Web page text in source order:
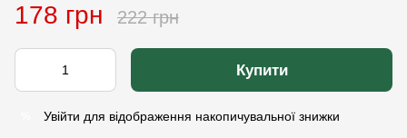
178 грн 222 грн
Купити
Увійти для відображення накопичувальної знижки